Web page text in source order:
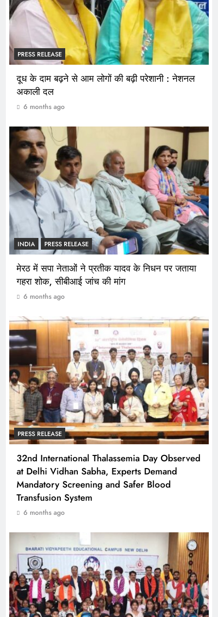
PRESS RELEASE
दूध के दाम बढ़ने से आम लोगों की बढ़ी परेशानी : नेशनल
अकाली दल
6 months ago
INDIA PRESS RELEASE
मेरठ में सपा नेताओं ने प्रतीक यादव के निधन पर जताया
गहरा शोक, सीबीआई जांच की मांग
6 months ago
PRESS RELEASE
32nd International Thalassemia Day Observed
at Delhi Vidhan Sabha, Experts Demand
Mandatory Screening and Safer Blood
Transfusion System
6 months ago